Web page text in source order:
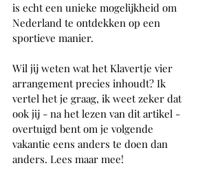
is echt een unieke mogelijkheid om
Nederland te ontdekken op een
sportieve manier.
Wil jij weten wat het Klavertje vier
arrangement precies inhoudt? Ik
vertel het je graag, ik weet zeker dat
ook jij - na het lezen van dit artikel -
overtuigd bent om je volgende
vakantie eens anders te doen dan
anders. Lees maar mee!